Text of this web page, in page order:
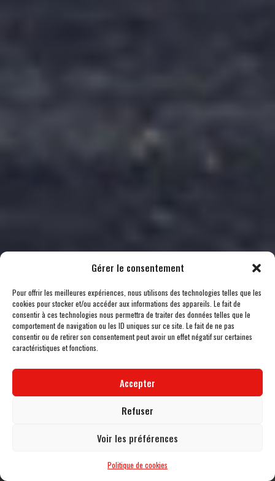
Gérer le consentement
Pour offrir les meilleures expériences, nous utilisons des technologies telles que les
cookies pour stocker et/ou accéder aux informations des appareils. Le fait de
consentir à ces technologies nous permettra de traiter des données telles que le
comportement de navigation ou les ID uniques sur ce site. Le fait de ne pas
consentir ou de retirer son consentement peut avoir un effet négatif sur certaines
caractéristiques et fonctions.
Accepter
Refuser
Voir les préférences
Politique de cookies